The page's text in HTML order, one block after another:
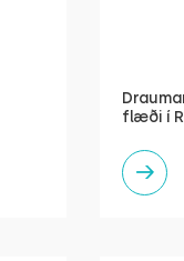
flæði í